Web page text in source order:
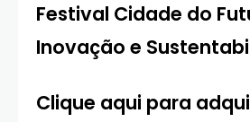
Festival Cidade do
Inovação e
Clique aqui para